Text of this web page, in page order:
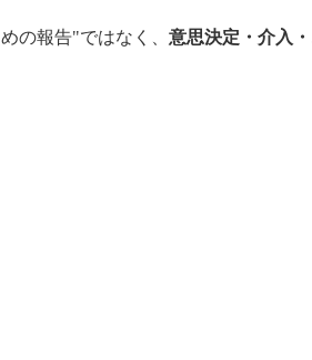
の報告"ではなく、 意思決定・介入